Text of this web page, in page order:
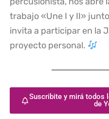
trabajo «Une I y II»
invita a participar en la
proyecto personal.
Suscribite y mirá todos
de